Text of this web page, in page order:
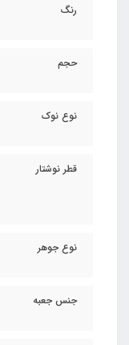
رنگ
حجم
نوع نوک
قطر نوشتار
نوع جوهر
جنس جعبه